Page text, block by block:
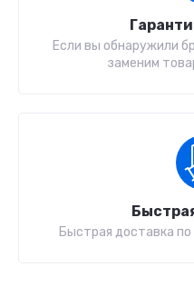
Если вы обнаружили
заменим
Быстрая доставка